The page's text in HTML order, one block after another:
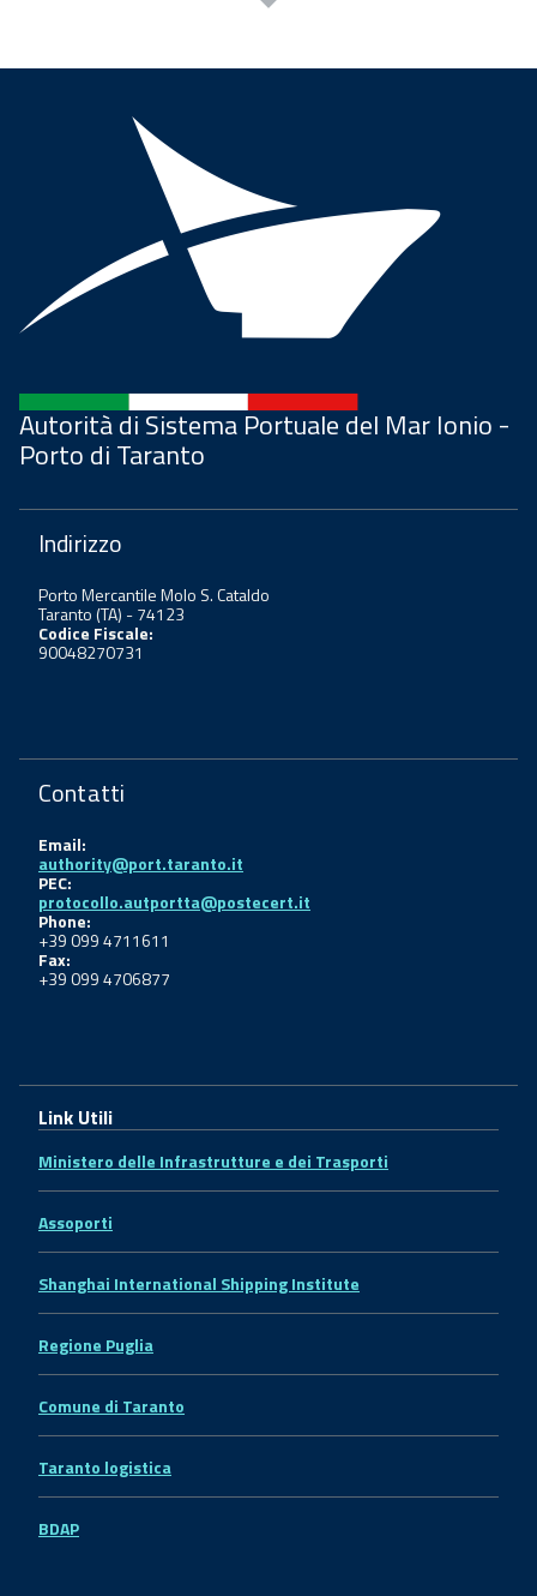
Autorità di Sistema Portuale del Mar Ionio -
Porto di Taranto
Indirizzo
Porto Mercantile Molo S. Cataldo
Taranto (TA) - 74123
Codice Fiscale:
90048270731
Contatti
Email:
authority@port.taranto.it
PEC:
protocollo.autportta@postecert.it
Phone:
+39 099 4711611
Fax:
+39 099 4706877
Link Utili
Ministero delle Infrastrutture e dei Trasporti
Assoporti
Shanghai International Shipping Institute
Regione Puglia
Comune di Taranto
Taranto logistica
BDAP